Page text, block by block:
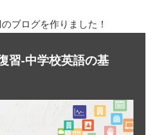
ブログを作りました！
習-中学校英語の基